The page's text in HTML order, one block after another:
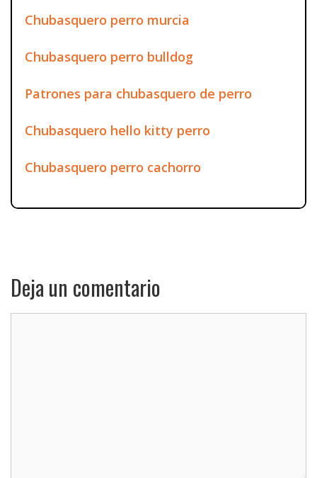
Chubasquero perro murcia
Chubasquero perro bulldog
Patrones para chubasquero de perro
Chubasquero hello kitty perro
Chubasquero perro cachorro
Deja un comentario